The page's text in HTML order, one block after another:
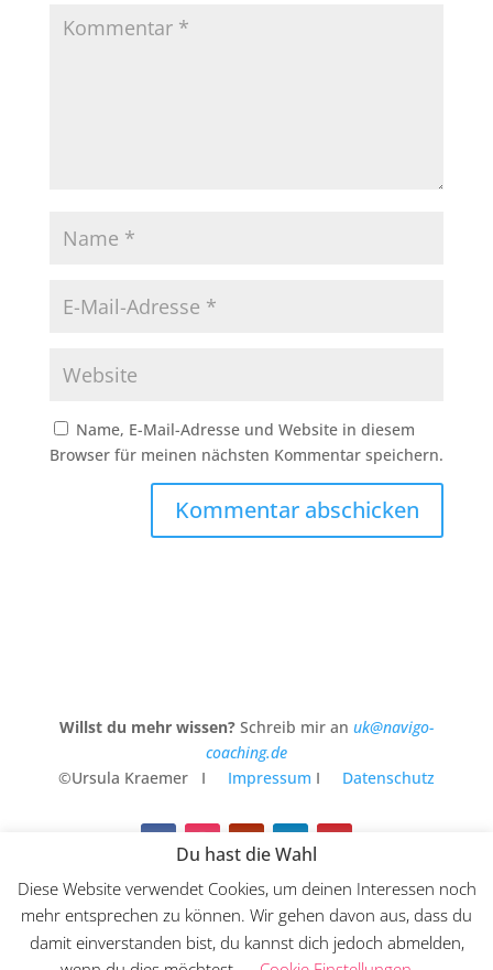
Name, E-Mail-Adresse und Website in diesem
Browser für meinen nächsten Kommentar speichern.
Kommentar abschicken
Willst du mehr wissen? Schreib mir an uk@navigo-
coaching.de
©Ursula Kraemer I
Impressum I Datenschutz
DieWebsitefür meine kreative Arbeit und dazu der
zweiteInstagram-Account
Du hast die Wahl
Diese Website verwendet Cookies, um deinen Interessen noch
mehr entsprechen zu können. Wir gehen davon aus, dass du
damit einverstanden bist, du kannst dich jedoch abmelden,